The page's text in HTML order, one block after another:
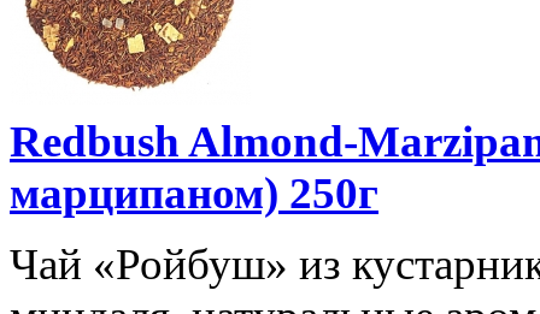
Redbush Almond-
марципаном) 250г
Чай «Ройбуш» из